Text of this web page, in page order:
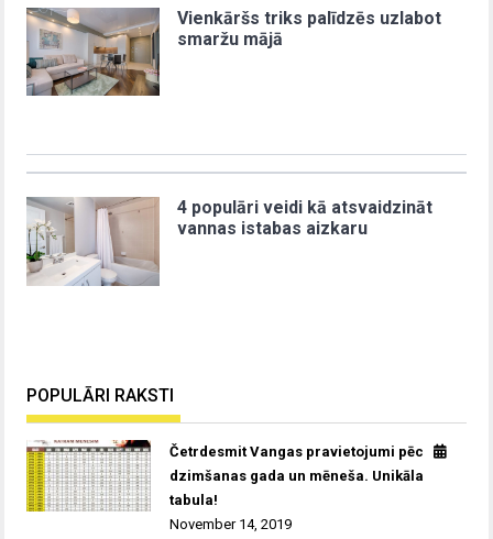
Vienkāršs triks palīdzēs uzlabot
smaržu mājā
4 populāri veidi kā atsvaidzināt
vannas istabas aizkaru
POPULĀRI RAKSTI
Četrdesmit Vangas pravietojumi pēc
dzimšanas gada un mēneša. Unikāla
tabula!
November 14, 2019